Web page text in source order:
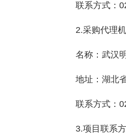
联系方式：
2.采购代理
名称：武汉
地址：湖北
联系方式：
3.项目联系